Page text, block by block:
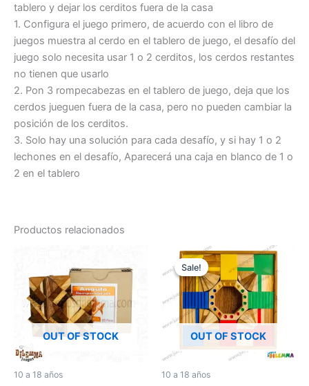
tablero y dejar los cerditos fuera de la casa
1. Configura el juego primero, de acuerdo con el libro de
juegos muestra al cerdo en el tablero de juego, el desafío del
juego solo necesita usar 1 o 2 cerditos, los cerdos restantes
no tienen que usarlo
2. Pon 3 rompecabezas en el tablero de juego, deja que los
cerdos jueguen fuera de la casa, pero no pueden cambiar la
posición de los cerditos.
3. Solo hay una solución para cada desafío, y si hay 1 o 2
lechones en el desafío, Aparecerá una caja en blanco de 1 o
2 en el tablero
Productos relacionados
OUT OF STOCK
10 a 18 años
Sale!
OUT OF STOCK
Sale!
10 a 18 años
El
precio
original
era:
$160,000.
El
precio
actual
es:
$150,000.